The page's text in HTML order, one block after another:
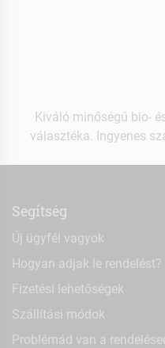
Kiváló minőségű bio-
választéka. Ingyenes
Segítség
Új ügyfél vagyok
Hogyan adjak le rendelést?
Fizetési lehetőségek
Szállítási módok
Problémád van a